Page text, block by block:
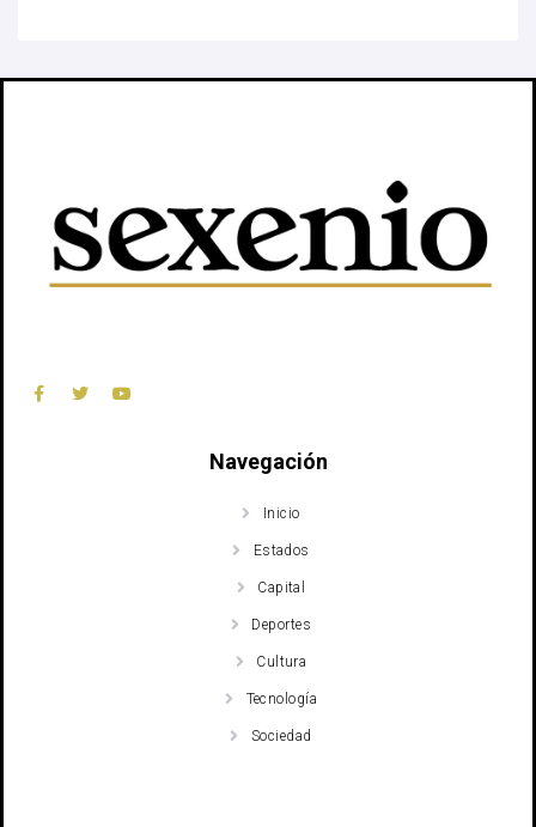
Navegación
Inicio
Estados
Capital
Deportes
Cultura
Tecnología
Sociedad